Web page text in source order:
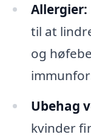
Allergier:
til at
og
Ubehag
kvinder